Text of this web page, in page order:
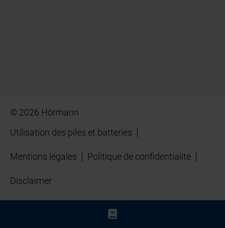
© 2026 Hörmann
Utilisation des piles et batteries
Mentions légales Politique de confidentialité
Disclaimer